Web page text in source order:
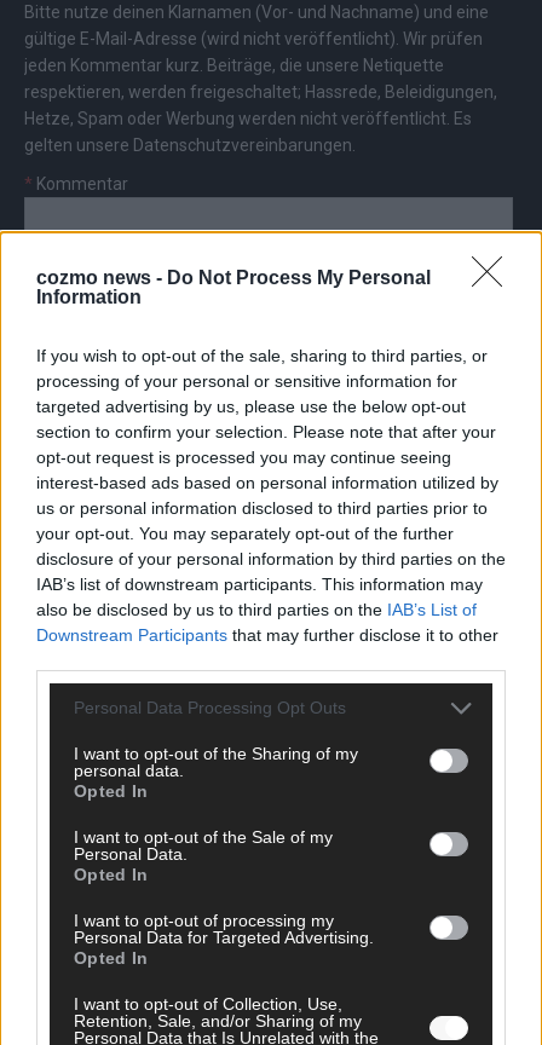
cozmo news - Do Not Process My Personal
Information
If you wish to opt-out of the sale, sharing to third parties, or
processing of your personal or sensitive information for
targeted advertising by us, please use the below opt-out
section to confirm your selection. Please note that after your
opt-out request is processed you may continue seeing
interest-based ads based on personal information utilized by
us or personal information disclosed to third parties prior to
your opt-out. You may separately opt-out of the further
disclosure of your personal information by third parties on the
IAB’s list of downstream participants. This information may
also be disclosed by us to third parties on the IAB’s List of
Downstream Participants that may further disclose it to other
Personal Data Processing Opt Outs
I want to opt-out of the Sharing of my
personal data.
Opted In
I want to opt-out of the Sale of my
Personal Data.
Opted In
I want to opt-out of processing my
Personal Data for Targeted Advertising.
Opted In
I want to opt-out of Collection, Use,
Retention, Sale, and/or Sharing of my
Personal Data that Is Unrelated with the
Bitte nutze deinen Klarnamen (Vor- und Nachname) und eine
gültige E-Mail-Adresse (wird nicht veröffentlicht). Wir prüfen
jeden Kommentar kurz. Beiträge, die unsere Netiquette
respektieren, werden freigeschaltet; Hassrede, Beleidigungen,
Hetze, Spam oder Werbung werden nicht veröffentlicht. Es
gelten unsere Datenschutzvereinbarungen
* Kommentar
Vor- und Nachname
E-Mail
AD